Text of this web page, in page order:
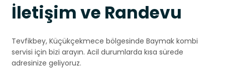
İletişim ve Randevu
Tevfikbey, Küçükçekmece bölgesinde Baymak kombi
servisi için bizi arayın. Acil durumlarda kısa sürede
adresinize geliyoruz.